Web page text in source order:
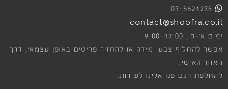
03-5621235
contact@shoofra.co.il
ימים א׳-ה׳, 9:00-17:00
אפשר להחליף צבע ומידה או להחזיר פריטים באופן עצמאי, דרך
האזור האישי.
להחלפת דגם פנו אלינו לשירות.